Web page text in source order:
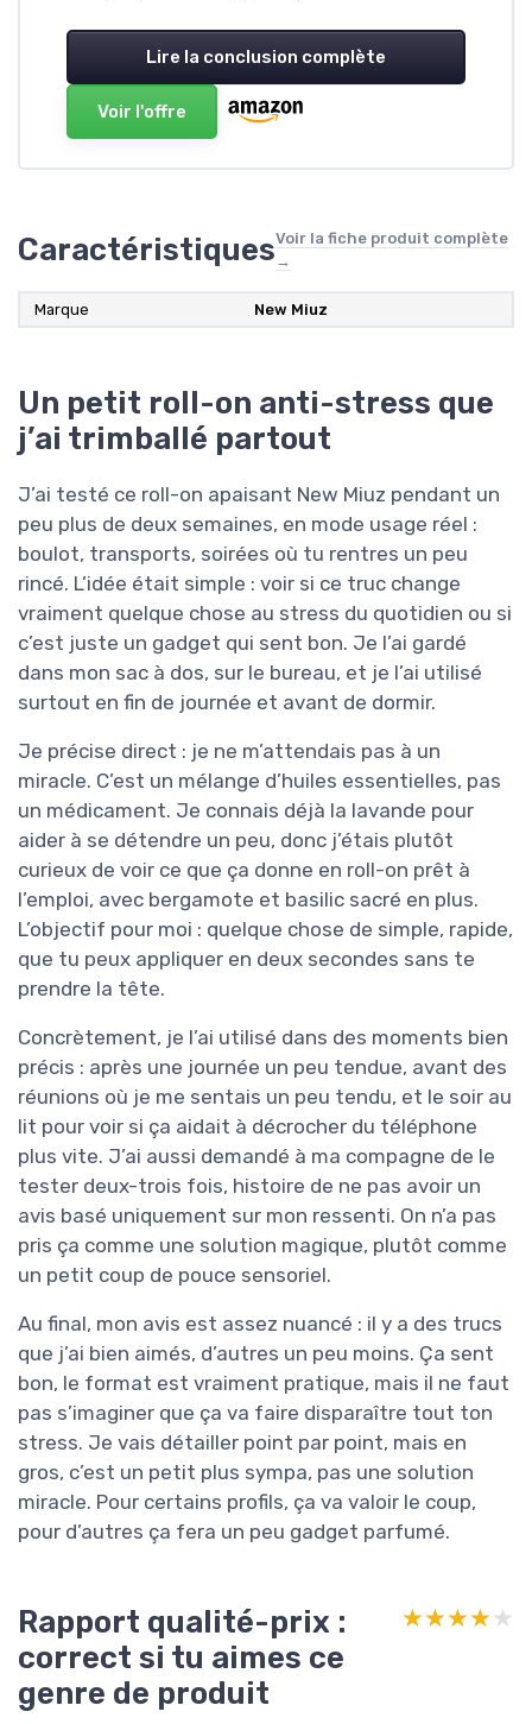
Lire la conclusion complète
Voir l'offre
CaractéristiquesVoir la fiche produit complète
→
Marque New Miuz
Un petit roll-on anti-stress que
j’ai trimballé partout
J’ai testé ce roll-on apaisant New Miuz pendant un
peu plus de deux semaines, en mode usage réel :
boulot, transports, soirées où tu rentres un peu
rincé. L’idée était simple : voir si ce truc change
vraiment quelque chose au stress du quotidien ou si
c’est juste un gadget qui sent bon. Je l’ai gardé
dans mon sac à dos, sur le bureau, et je l’ai utilisé
surtout en fin de journée et avant de dormir.
Je précise direct : je ne m’attendais pas à un
miracle. C’est un mélange d’huiles essentielles, pas
un médicament. Je connais déjà la lavande pour
aider à se détendre un peu, donc j’étais plutôt
curieux de voir ce que ça donne en roll-on prêt à
l’emploi, avec bergamote et basilic sacré en plus.
L’objectif pour moi : quelque chose de simple, rapide,
que tu peux appliquer en deux secondes sans te
prendre la tête.
Concrètement, je l’ai utilisé dans des moments bien
précis : après une journée un peu tendue, avant des
réunions où je me sentais un peu tendu, et le soir au
lit pour voir si ça aidait à décrocher du téléphone
plus vite. J’ai aussi demandé à ma compagne de le
tester deux-trois fois, histoire de ne pas avoir un
avis basé uniquement sur mon ressenti. On n’a pas
pris ça comme une solution magique, plutôt comme
un petit coup de pouce sensoriel.
Au final, mon avis est assez nuancé : il y a des trucs
que j’ai bien aimés, d’autres un peu moins. Ça sent
bon, le format est vraiment pratique, mais il ne faut
pas s’imaginer que ça va faire disparaître tout ton
stress. Je vais détailler point par point, mais en
gros, c’est un petit plus sympa, pas une solution
miracle. Pour certains profils, ça va valoir le coup,
pour d’autres ça fera un peu gadget parfumé.
Rapport qualité-prix :
correct si tu aimes ce
genre de produit
★★★★★
★★★★★